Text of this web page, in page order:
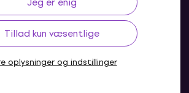
Tillad kun væsentlige
oplysninger og indstillinger